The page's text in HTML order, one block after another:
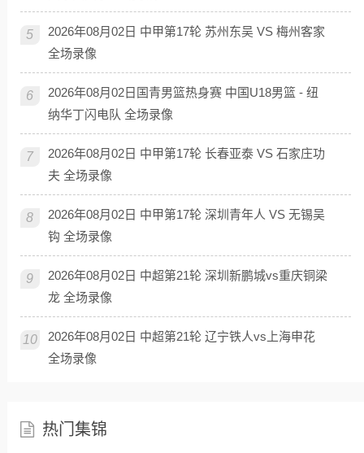
5
2026年08月02日 中甲第17轮 苏州东吴 VS 梅州客家
全场录像
6
2026年08月02日国青男篮热身赛 中国U18男篮 - 纽
纳华丁闪电队 全场录像
7
2026年08月02日 中甲第17轮 长春亚泰 VS 石家庄功
夫 全场录像
8
2026年08月02日 中甲第17轮 深圳青年人 VS 无锡吴
钩 全场录像
9
2026年08月02日 中超第21轮 深圳新鹏城vs重庆铜梁
龙 全场录像
10
2026年08月02日 中超第21轮 辽宁铁人vs上海申花
全场录像
热门集锦